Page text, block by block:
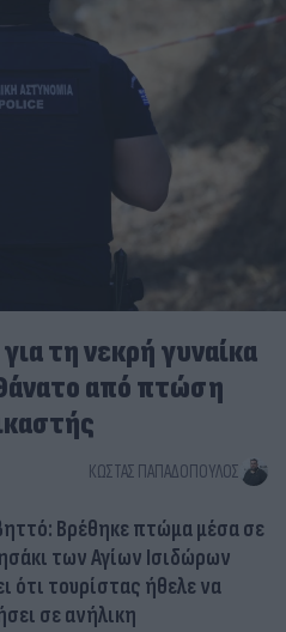
τη νεκρή γυναίκα
από πτώση
ΚΏΣΤΑΣ ΠΑΠΑΔΌΠΟΥΛΟΣ
Βρέθηκε πτώμα μέσα σε
των Αγίων Ισιδώρων
ότι τουρίστας ήθελε να
σε ανήλικη